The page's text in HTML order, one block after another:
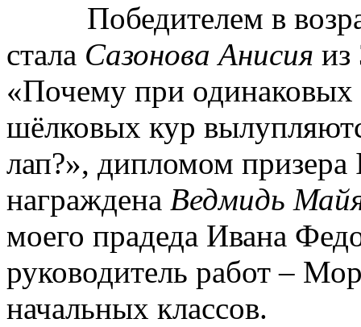
Победителем в
стала Сазонова Анисия из
«Почему при одинаковых
шёлковых кур
лап?», дипломом призера
награждена Ведмидь
моего прадеда Ивана
руководитель работ –
начальных классов.